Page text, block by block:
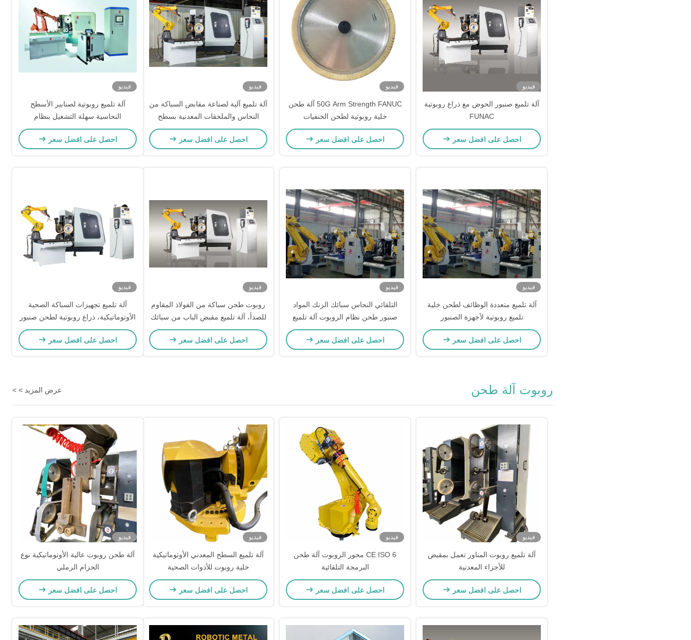
فيديو
آلة تلميع صنبور الحوض مع ذراع روبوتية
FUNAC
احصل على افضل سعر
فيديو
50G Arm Strength FANUC آلة طحن
خلية روبوتية لطحن الحنفيات
احصل على افضل سعر
فيديو
آلة تلميع آلية لصناعة مقابض السباكة من
النحاس والملحقات المعدنية بسطح
حزامي
احصل على افضل سعر
فيديو
آلة تلميع روبوتية لصنابير الأسطح
النحاسية سهلة التشغيل بنظام
أوتوماتيكي
احصل على افضل سعر
فيديو
آلة تلميع متعددة الوظائف لطحن خلية
تلميع روبوتية لأجهزة الصنبور
احصل على افضل سعر
فيديو
التلقائي النحاس سبائك الزنك المواد
صنبور طحن نظام الروبوت آلة تلميع
الشكل المعقد للجزء المعدني
احصل على افضل سعر
فيديو
روبوت طحن سباكة من الفولاذ المقاوم
للصدأ، آلة تلميع مقبض الباب من سبائك
الزنك، معدات تلميع صنبور الحمام
احصل على افضل سعر
فيديو
آلة تلميع تجهيزات السباكة الصحية
الأوتوماتيكية، ذراع روبوتية لطحن صنبور
الحوض للأسطح المعدنية
احصل على افضل سعر
روبوت آلة طحن عرض المزيد > >
فيديو
آلة تلميع روبوت المناور تعمل بمقبض
للأجزاء المعدنية
احصل على افضل سعر
فيديو
CE ISO 6 محور الروبوت آلة طحن
البرمجة التلقائية
احصل على افضل سعر
فيديو
آلة تلميع السطح المعدني الأوتوماتيكية
خلية روبوت للأدوات الصحية
احصل على افضل سعر
فيديو
آلة طحن روبوت عالية الأوتوماتيكية نوع
الحزام الرملي
احصل على افضل سعر